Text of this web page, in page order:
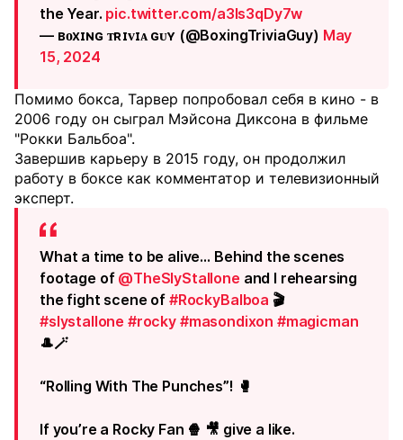
the Year. pic.twitter.com/a3ls3qDy7w
— ʙᴏxɪɴɢ ᴛʀɪᴠɪᴀ ɢᴜʏ (@BoxingTriviaGuy) May
15, 2024
Помимо бокса, Тарвер попробовал себя в кино - в
2006 году он сыграл Мэйсона Диксона в фильме
"Рокки Бальбоа".
Завершив карьеру в 2015 году, он продолжил
работу в боксе как комментатор и телевизионный
эксперт.
What a time to be alive… Behind the scenes
footage of @TheSlyStallone and I rehearsing
the fight scene of #RockyBalboa 🎬
#slystallone #rocky #masondixon #magicman
🎩🪄
“Rolling With The Punches”! 🥊
If you’re a Rocky Fan 🍿 🎥 give a like.